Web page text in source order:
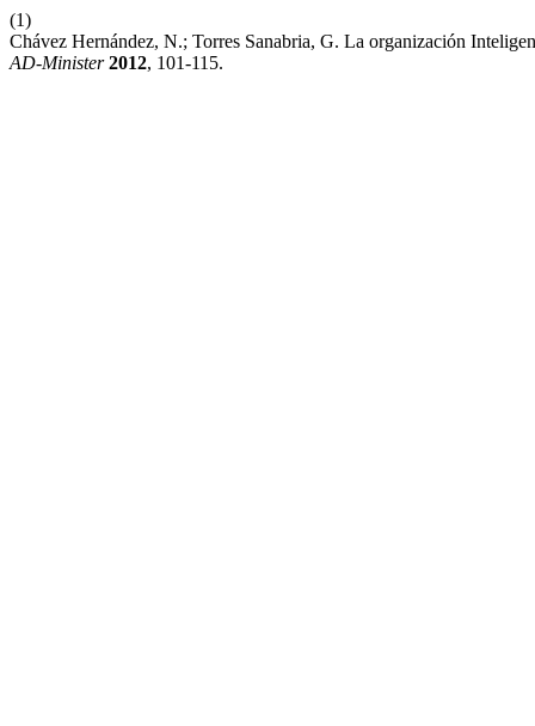
(1)
Chávez Hernández, N.; Torres Sanabria, G. La organización
AD-Minister 2012, 101-115.